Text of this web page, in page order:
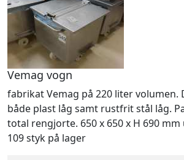
Vemag vogn
fabrikat Vemag på 220 liter volumen.
både plast låg samt rustfrit stål låg.
total rengjorte. 650 x 650 x H 690
109 styk på lager